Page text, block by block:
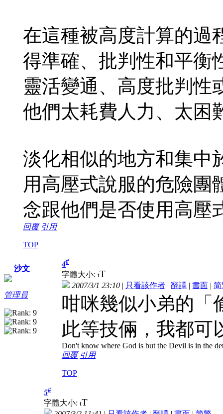
在這種被高度計算的過
得準確、批判性和平衡
靈活變通、高度批判性
他們太耗費人力、太困
淡化相似的地方和集中
用高壓式說服的危險團
念跟他們是否使用高壓
回覆 引用
TOP
沙文
管理員
4#
字體大小: tT
2007/3/1 23:10 | 只看該作者 | 翻譯 | 書面 | 简
咁咪幾似小弟的「
此等技倆，我都可
Don't know where God is but the Devil is in the
回覆 引用
TOP
5#
字體大小: tT